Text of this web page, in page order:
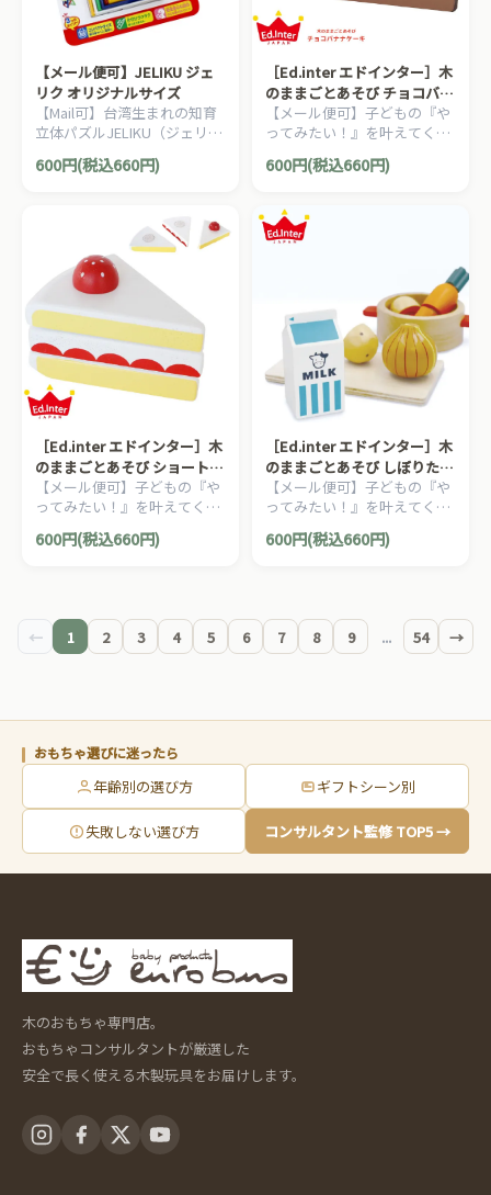
【メール便可】JELIKU ジェ
リク オリジナルサイズ
【Mail可】台湾生まれの知育
立体パズルJELIKU（ジェリ
ク）。1枚の平面からさまざ
まな立体に姿を変える画期的
600円(税込660円)
［Ed.inter エドインター］木
のままごとあそび チョコバナ
ナケーキ
【メール便可】子どもの『や
ってみたい！』を叶えてくれ
るエドインターの木のままご
とあそびシリーズ。木製おま
キ』です。
600円(税込660円)
［Ed.inter エドインター］木
のままごとあそび ショートケ
ーキ
【メール便可】子どもの『や
ってみたい！』を叶えてくれ
るエドインターの木のままご
とあそびシリーズ。木製おま
600円(税込660円)
［Ed.inter エドインター］木
のままごとあそび しぼりたて
ミルク
【メール便可】子どもの『や
ってみたい！』を叶えてくれ
るエドインターの木のままご
とあそびシリーズ。木製おま
600円(税込660円)
← 1 2 3 4 5 6 7 8 9 ... 54 →
おもちゃ選びに迷ったら
年齢別の選び方 ギフトシーン別
失敗しない選び方 コンサルタント監修 TOP5 →
木のおもちゃ専門店。
おもちゃコンサルタントが厳選した
安全で長く使える木製玩具をお届けします。